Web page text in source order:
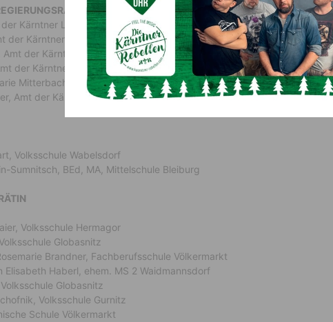
Kärntner Landesregierung, Abt. 3
der Kärntner Landesregierung, Bildungsdirektion
Amt der Kärntner Landesregierung, Abt. 3
der Kärntner Landesregierung, ehem. Abt. 9
Mitterbacher, Bakk., Amt der Kärntner Landesregierung, BH Wolfsberg
Amt der Kärntner Landesregierung, Abt. 1
Volksschule Wabelsdorf
Sumnitsch, BEd, MA, Mittelschule Bleiburg
Volksschule Hermagor
Globasnitz
Brandner, Fachberufsschule Völkermarkt
Elisabeth Haberl, ehem. MS 2 Waidmannsdorf
Globasnitz
Volksschule Gurnitz
Schule Völkermarkt